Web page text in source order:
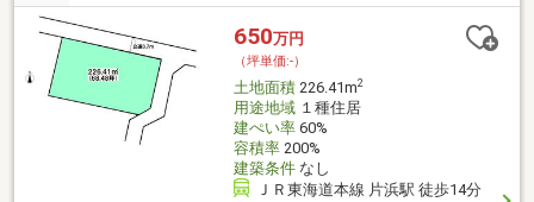
650万円
（坪単価:-）
土地面積226.41m2
用途地域１種住居
建ぺい率60%
容積率200%
建築条件なし
ＪＲ東海道本線 片浜駅 徒歩14分